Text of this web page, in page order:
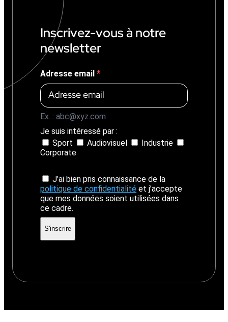
)
Inscrivez-vous à notre
newsletter
Adresse email
Ex. : abc@xyz.com
Je suis intéressé par :
Sport
Audiovisuel
Industrie
Corporate
J’ai bien pris connaissance de la
politique de confidentialité et j’accepte
que mes données soient utilisées dans
ce cadre.